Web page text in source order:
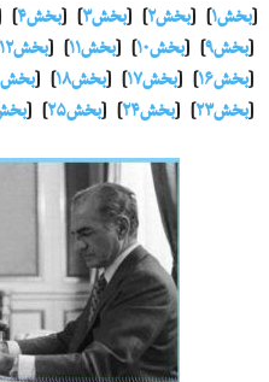
[بخش۱] [بخش۲ ] [بخش۳ ] [بخش۴ [
[بخش۹ ] [بخش۱۰ ] [بخش۱۱ ] [بخش۱۲
[بخش۱۶ ] [بخش۱۷ ] [بخش۱۸ ] [بخش۱۹
[بخش۲۳ ] [بخش۲۴ ] [بخش۲۵ ] [